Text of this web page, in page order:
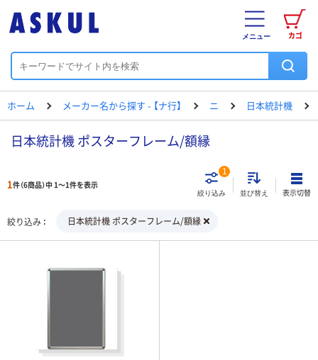
カゴ
メニュー
ホーム メーカー名から探す - 【ナ行】 ニ 日本統計機
日本統計機 ポスターフレーム/額縁
1件（6商品）中 1～1件を表示
絞り込み
1
並び替え 表示切替
絞り込み 日本統計機 ポスターフレーム/額縁